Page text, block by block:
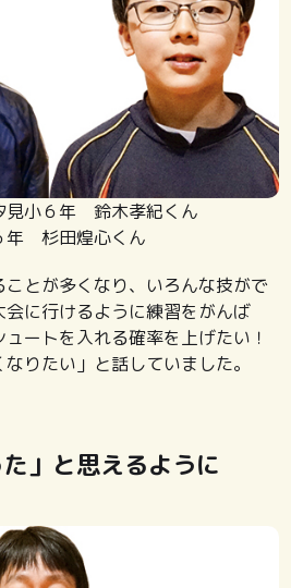
小６年 鈴木孝紀くん
年 杉田煌心くん
とが多くなり、いろんな技がで
に行けるように練習をがんば
ートを入れる確率を上げたい！
りたい」と話していました。
た」と思えるように